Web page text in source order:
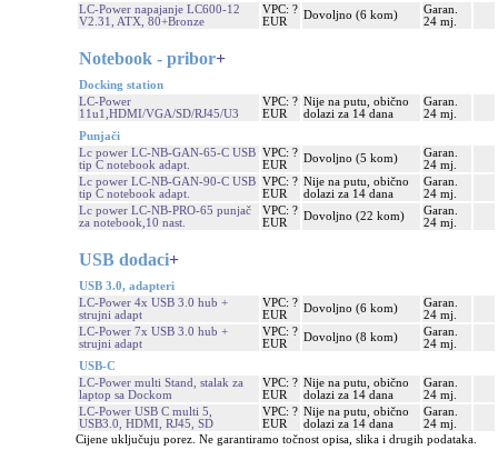
LC-Power napajanje LC600-12
V2.31, ATX, 80+Bronze
VPC: ?
EUR
Dovoljno (6 kom)
Garan.
24 mj.
Notebook - pribor+
Docking station
LC-Power
11u1,HDMI/VGA/SD/RJ45/U3
VPC: ?
EUR
Nije na putu, obično
dolazi za 14 dana
Garan.
24 mj.
Punjači
Lc power LC-NB-GAN-65-C USB
tip C notebook adapt.
VPC: ?
EUR
Dovoljno (5 kom)
Garan.
24 mj.
Lc power LC-NB-GAN-90-C USB
tip C notebook adapt.
VPC: ?
EUR
Nije na putu, obično
dolazi za 14 dana
Garan.
24 mj.
Lc power LC-NB-PRO-65 punjač
za notebook,10 nast.
VPC: ?
EUR
Dovoljno (22 kom)
Garan.
24 mj.
USB dodaci+
USB 3.0, adapteri
LC-Power 4x USB 3.0 hub +
strujni adapt
VPC: ?
EUR
Dovoljno (6 kom)
Garan.
24 mj.
LC-Power 7x USB 3.0 hub +
strujni adapt
VPC: ?
EUR
Dovoljno (8 kom)
Garan.
24 mj.
USB-C
LC-Power multi Stand, stalak za
laptop sa Dockom
VPC: ?
EUR
Nije na putu, obično
dolazi za 14 dana
Garan.
24 mj.
LC-Power USB C multi 5,
USB3.0, HDMI, RJ45, SD
VPC: ?
EUR
Nije na putu, obično
dolazi za 14 dana
Garan.
24 mj.
Cijene uključuju porez. Ne garantiramo točnost opisa, slika i drugih podataka.